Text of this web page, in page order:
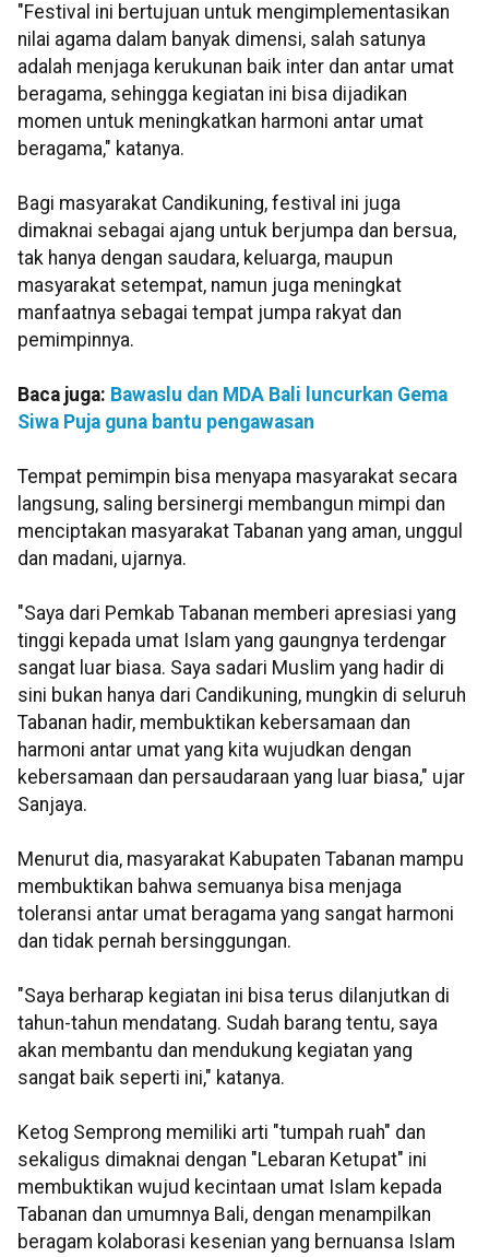
"Festival ini bertujuan untuk mengimplementasikan
nilai agama dalam banyak dimensi, salah satunya
adalah menjaga kerukunan baik inter dan antar umat
beragama, sehingga kegiatan ini bisa dijadikan
momen untuk meningkatkan harmoni antar umat
beragama," katanya.
Bagi masyarakat Candikuning, festival ini juga
dimaknai sebagai ajang untuk berjumpa dan bersua,
tak hanya dengan saudara, keluarga, maupun
masyarakat setempat, namun juga meningkat
manfaatnya sebagai tempat jumpa rakyat dan
pemimpinnya.
Baca juga: Bawaslu dan MDA Bali luncurkan Gema
Siwa Puja guna bantu pengawasan
Tempat pemimpin bisa menyapa masyarakat secara
langsung, saling bersinergi membangun mimpi dan
menciptakan masyarakat Tabanan yang aman, unggul
dan madani, ujarnya.
"Saya dari Pemkab Tabanan memberi apresiasi yang
tinggi kepada umat Islam yang gaungnya terdengar
sangat luar biasa. Saya sadari Muslim yang hadir di
sini bukan hanya dari Candikuning, mungkin di seluruh
Tabanan hadir, membuktikan kebersamaan dan
harmoni antar umat yang kita wujudkan dengan
kebersamaan dan persaudaraan yang luar biasa," ujar
Sanjaya.
Menurut dia, masyarakat Kabupaten Tabanan mampu
membuktikan bahwa semuanya bisa menjaga
toleransi antar umat beragama yang sangat harmoni
dan tidak pernah bersinggungan.
"Saya berharap kegiatan ini bisa terus dilanjutkan di
tahun-tahun mendatang. Sudah barang tentu, saya
akan membantu dan mendukung kegiatan yang
sangat baik seperti ini," katanya.
Ketog Semprong memiliki arti "tumpah ruah" dan
sekaligus dimaknai dengan "Lebaran Ketupat" ini
membuktikan wujud kecintaan umat Islam kepada
Tabanan dan umumnya Bali, dengan menampilkan
beragam kolaborasi kesenian yang bernuansa Islam